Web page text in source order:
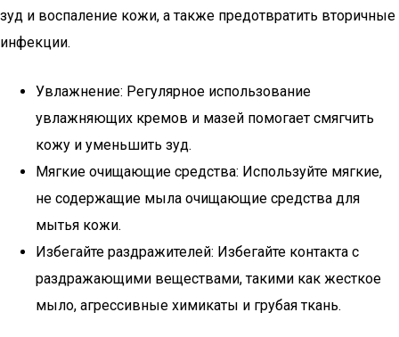
зуд и воспаление кожи, а также предотвратить вторичные
инфекции.
Увлажнение: Регулярное использование
увлажняющих кремов и мазей помогает смягчить
кожу и уменьшить зуд.
Мягкие очищающие средства: Используйте мягкие,
не содержащие мыла очищающие средства для
мытья кожи.
Избегайте раздражителей: Избегайте контакта с
раздражающими веществами, такими как жесткое
мыло, агрессивные химикаты и грубая ткань.